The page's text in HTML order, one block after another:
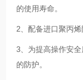
的使用寿命。
2、 配备进口聚丙烯
3、 为提高操作安
的防护。